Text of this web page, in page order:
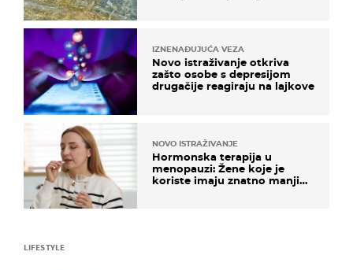
IZNENAĐUJUĆA VEZA
Novo istraživanje otkriva
zašto osobe s depresijom
drugačije reagiraju na lajkove
NOVO ISTRAŽIVANJE
Hormonska terapija u
menopauzi: Žene koje je
koriste imaju znatno manji
LIFESTYLE